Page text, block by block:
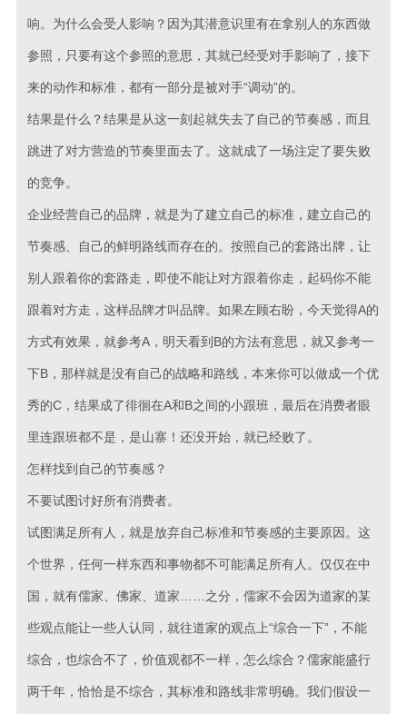
响。为什么会受人影响？因为其潜意识里有在拿别人的东西做
参照，只要有这个参照的意思，其就已经受对手影响了，接下
来的动作和标准，都有一部分是被对手“调动”的。
结果是什么？结果是从这一刻起就失去了自己的节奏感，而且
跳进了对方营造的节奏里面去了。这就成了一场注定了要失败
的竞争。
企业经营自己的品牌，就是为了建立自己的标准，建立自己的
节奏感、自己的鲜明路线而存在的。按照自己的套路出牌，让
别人跟着你的套路走，即使不能让对方跟着你走，起码你不能
跟着对方走，这样品牌才叫品牌。如果左顾右盼，今天觉得A的
方式有效果，就参考A，明天看到B的方法有意思，就又参考一
下B，那样就是没有自己的战略和路线，本来你可以做成一个优
秀的C，结果成了徘徊在A和B之间的小跟班，最后在消费者眼
里连跟班都不是，是山寨！还没开始，就已经败了。
怎样找到自己的节奏感？
不要试图讨好所有消费者。
试图满足所有人，就是放弃自己标准和节奏感的主要原因。这
个世界，任何一样东西和事物都不可能满足所有人。仅仅在中
国，就有儒家、佛家、道家……之分，儒家不会因为道家的某
些观点能让一些人认同，就往道家的观点上“综合一下”，不能
综合，也综合不了，价值观都不一样，怎么综合？儒家能盛行
两千年，恰恰是不综合，其标准和路线非常明确。我们假设一